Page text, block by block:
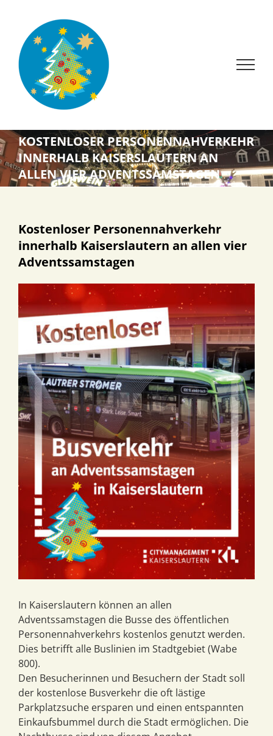
springen
KOSTENLOSER PERSONENNAHVERKEHR
INNERHALB KAISERSLAUTERN AN
ALLEN VIER ADVENTSSAMSTAGEN
Kostenloser Personennahverkehr
innerhalb Kaiserslautern an allen vier
Adventssamstagen
In Kaiserslautern können an allen
Adventssamstagen die Busse des öffentlichen
Personennahverkehrs kostenlos genutzt werden.
Dies betrifft alle Buslinien im Stadtgebiet (Wabe
800).
Den Besucherinnen und Besuchern der Stadt soll
der kostenlose Busverkehr die oft lästige
Parkplatzsuche ersparen und einen entspannten
Einkaufsbummel durch die Stadt ermöglichen. Die